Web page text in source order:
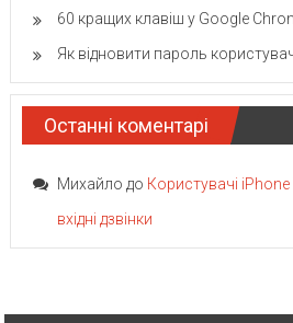
60 кращих клавіш у Google
Як відновити пароль
Останні коментарі
Михайло до Користувачі
вхідні дзвінки